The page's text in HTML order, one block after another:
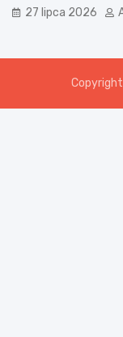
27 lipca 2026